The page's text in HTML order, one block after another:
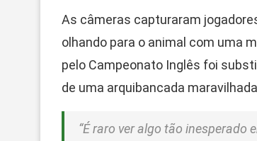
As câmeras capturaram
olhando para o animal com uma
pelo Campeonato Inglês foi
de uma arquibancada
“É raro ver algo tão inesperado